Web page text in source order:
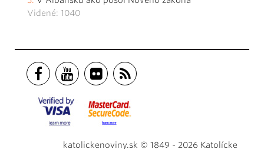
Videné: 1040
katolickenoviny.sk © 1849 - 2026 Katolícke